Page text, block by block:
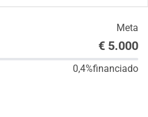
Meta
€ 5.000
0,4%financiado